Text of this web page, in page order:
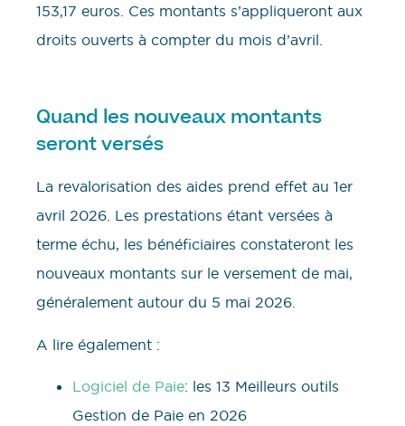
153,17 euros. Ces montants s’appliqueront aux
droits ouverts à compter du mois d’avril.
Quand les nouveaux montants
seront versés
La revalorisation des aides prend effet au 1er
avril 2026. Les prestations étant versées à
terme échu, les bénéficiaires constateront les
nouveaux montants sur le versement de mai,
généralement autour du 5 mai 2026.
A lire également :
Logiciel de Paie: les 13 Meilleurs outils
Gestion de Paie en 2026